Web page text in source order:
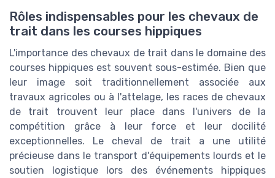
Rôles indispensables pour les chevaux de
trait dans les courses hippiques
L'importance des chevaux de trait dans le domaine des
courses hippiques est souvent sous-estimée. Bien que
leur image soit traditionnellement associée aux
travaux agricoles ou à l'attelage, les races de chevaux
de trait trouvent leur place dans l'univers de la
compétition grâce à leur force et leur docilité
exceptionnelles. Le cheval de trait a une utilité
précieuse dans le transport d'équipements lourds et le
soutien logistique lors des événements hippiques